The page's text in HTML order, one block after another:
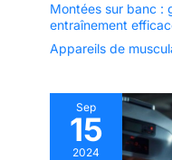
Montées sur banc :
entraînement
Appareils de
Sep
15
2024